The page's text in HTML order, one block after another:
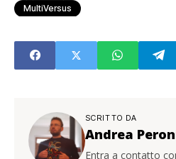
MultiVersus
SCRITTO DA
Andrea
Entra a contatto